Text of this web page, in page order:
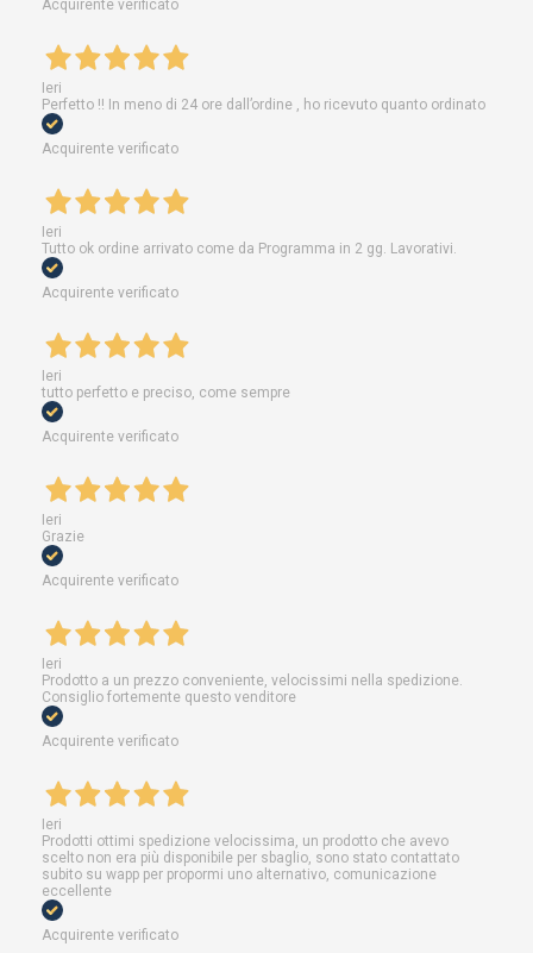
Acquirente verificato
Ieri
Perfetto !! In meno di 24 ore dall’ordine , ho ricevuto quanto ordinato
Acquirente verificato
Ieri
Tutto ok ordine arrivato come da Programma in 2 gg. Lavorativi.
Acquirente verificato
Ieri
tutto perfetto e preciso, come sempre
Acquirente verificato
Ieri
Grazie
Acquirente verificato
Ieri
Prodotto a un prezzo conveniente, velocissimi nella spedizione.
Consiglio fortemente questo venditore
Acquirente verificato
Ieri
Prodotti ottimi spedizione velocissima, un prodotto che avevo
scelto non era più disponibile per sbaglio, sono stato contattato
subito su wapp per propormi uno alternativo, comunicazione
eccellente
Acquirente verificato